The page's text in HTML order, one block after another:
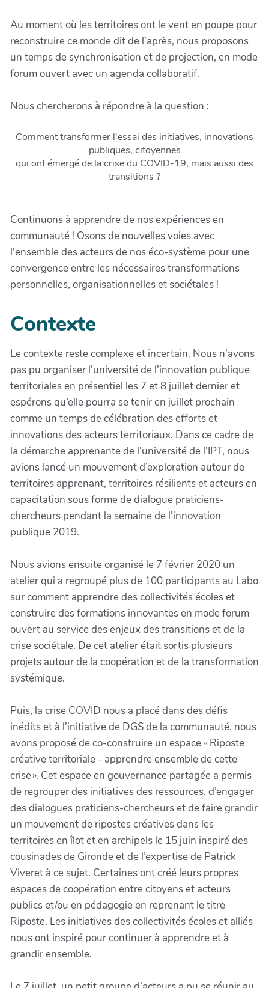
Au moment où les territoires ont le vent en poupe pour
reconstruire ce monde dit de l’après, nous proposons
un temps de synchronisation et de projection, en mode
forum ouvert avec un agenda collaboratif.
Nous chercherons à répondre à la question :
Comment transformer l'essai des initiatives, innovations
publiques, citoyennes
qui ont émergé de la crise du COVID-19, mais aussi des
transitions ?
Continuons à apprendre de nos expériences en
communauté ! Osons de nouvelles voies avec
l'ensemble des acteurs de nos éco-système pour une
convergence entre les nécessaires transformations
personnelles, organisationnelles et sociétales !
Contexte
Le contexte reste complexe et incertain. Nous n’avons
pas pu organiser l’université de l’innovation publique
territoriales en présentiel les 7 et 8 juillet dernier et
espérons qu’elle pourra se tenir en juillet prochain
comme un temps de célébration des efforts et
innovations des acteurs territoriaux. Dans ce cadre de
la démarche apprenante de l’université de l’IPT, nous
avions lancé un mouvement d’exploration autour de
territoires apprenant, territoires résilients et acteurs en
capacitation sous forme de dialogue praticiens-
chercheurs pendant la semaine de l’innovation
publique 2019.
Nous avions ensuite organisé le 7 février 2020 un
atelier qui a regroupé plus de 100 participants au Labo
sur comment apprendre des collectivités écoles et
construire des formations innovantes en mode forum
ouvert au service des enjeux des transitions et de la
crise sociétale. De cet atelier était sortis plusieurs
projets autour de la coopération et de la transformation
systémique.
Puis, la crise COVID nous a placé dans des défis
inédits et à l’initiative de DGS de la communauté, nous
avons proposé de co-construire un espace « Riposte
créative territoriale - apprendre ensemble de cette
crise ». Cet espace en gouvernance partagée a permis
de regrouper des initiatives des ressources, d’engager
des dialogues praticiens-chercheurs et de faire grandir
un mouvement de ripostes créatives dans les
territoires en îlot et en archipels le 15 juin inspiré des
cousinades de Gironde et de l’expertise de Patrick
Viveret à ce sujet. Certaines ont créé leurs propres
espaces de coopération entre citoyens et acteurs
publics et/ou en pédagogie en reprenant le titre
Riposte. Les initiatives des collectivités écoles et alliés
nous ont inspiré pour continuer à apprendre et à
grandir ensemble.